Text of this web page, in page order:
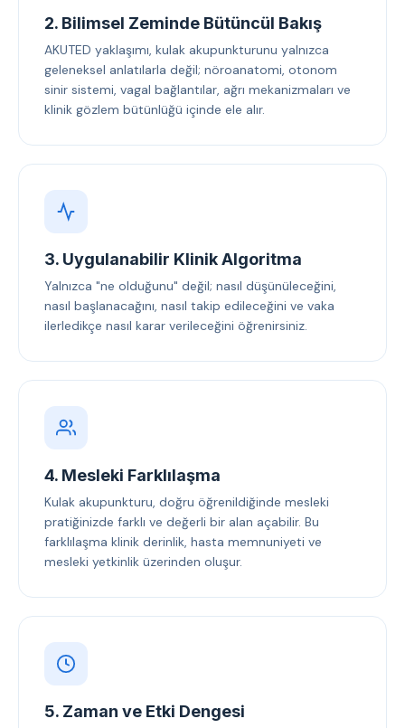
2. Bilimsel Zeminde Bütüncül Bakış
AKUTED yaklaşımı, kulak akupunkturunu yalnızca
geleneksel anlatılarla değil; nöroanatomi, otonom
sinir sistemi, vagal bağlantılar, ağrı mekanizmaları ve
klinik gözlem bütünlüğü içinde ele alır.
3. Uygulanabilir Klinik Algoritma
Yalnızca "ne olduğunu" değil; nasıl düşünüleceğini,
nasıl başlanacağını, nasıl takip edileceğini ve vaka
ilerledikçe nasıl karar verileceğini öğrenirsiniz.
4. Mesleki Farklılaşma
Kulak akupunkturu, doğru öğrenildiğinde mesleki
pratiğinizde farklı ve değerli bir alan açabilir. Bu
farklılaşma klinik derinlik, hasta memnuniyeti ve
mesleki yetkinlik üzerinden oluşur.
5. Zaman ve Etki Dengesi